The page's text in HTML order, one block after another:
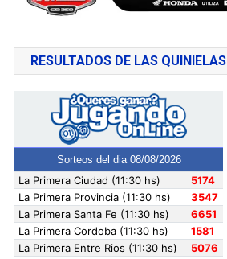
RESULTADOS DE LAS QUINIELAS